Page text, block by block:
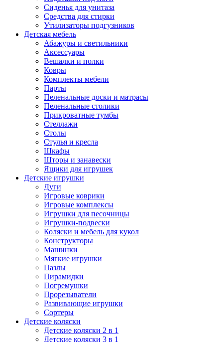
Сиденья для унитаза
Средства для стирки
Утилизаторы подгузников
Детская мебель
Абажуры и светильники
Аксессуары
Вешалки и полки
Ковры
Комплекты мебели
Парты
Пеленальные доски и матрасы
Пеленальные столики
Прикроватные тумбы
Стеллажи
Столы
Стулья и кресла
Шкафы
Шторы и занавески
Ящики для игрушек
Детские игрушки
Дуги
Игровые коврики
Игровые комплексы
Игрушки для песочницы
Игрушки-подвески
Коляски и мебель для кукол
Конструкторы
Машинки
Мягкие игрушки
Пазлы
Пирамидки
Погремушки
Прорезыватели
Развивающие игрушки
Сортеры
Детские коляски
Детские коляски 2 в 1
Детские коляски 3 в 1